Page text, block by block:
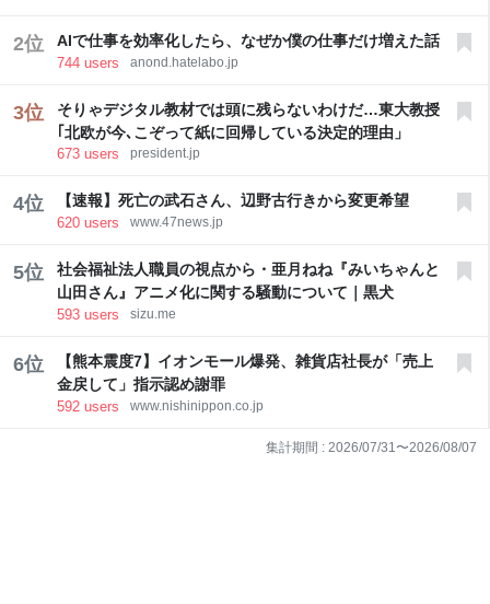
2位 AIで仕事を効率化したら、なぜか僕の仕事だけ増えた話
744 users anond.hatelabo.jp
3位
そりゃデジタル教材では頭に残らないわけだ…東大教授
｢北欧が今､こぞって紙に回帰している決定的理由」
673 users president.jp
4位 【速報】死亡の武石さん、辺野古行きから変更希望
620 users www.47news.jp
5位
社会福祉法人職員の視点から・亜月ねね『みいちゃんと
山田さん』アニメ化に関する騒動について｜黒犬
593 users sizu.me
6位
【熊本震度7】イオンモール爆発、雑貨店社長が「売上
金戻して」指示認め謝罪
592 users www.nishinippon.co.jp
集計期間 : 2026/07/31 〜2026/08/07